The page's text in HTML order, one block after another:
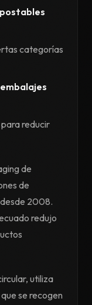
categorías
para reducir
de
de
2008.
redujo
utiliza
se recogen